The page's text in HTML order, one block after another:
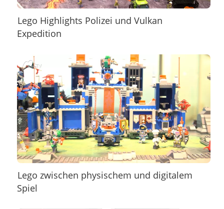
Lego Highlights Polizei und Vulkan
Expedition
Lego zwischen physischem und digitalem
Spiel